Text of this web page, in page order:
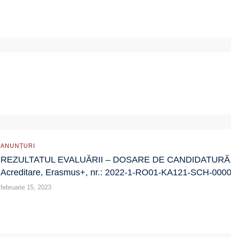
ANUNȚURI
REZULTATUL EVALUĂRII – DOSARE DE
Acreditare, Erasmus+, nr.: 2022-1-RO01-KA121-SCH-
februarie 15, 2023